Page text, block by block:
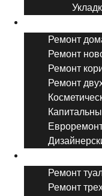
Ремонт
Ремонт
Ремонт
Ремонт
Ремонт
Ремонт